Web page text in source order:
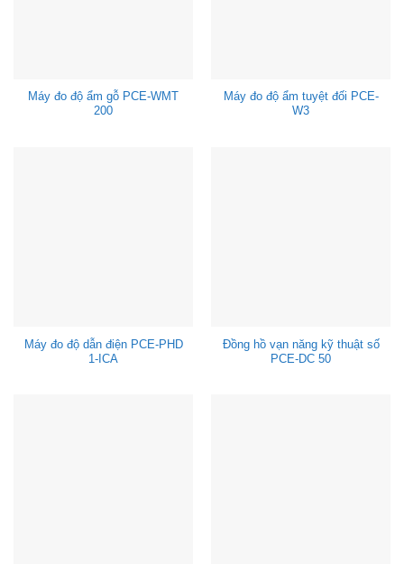
Máy đo độ ẩm gỗ PCE-WMT
200
Máy đo độ ẩm tuyệt đối PCE-
W3
Máy đo độ dẫn điện PCE-PHD
1-ICA
Đồng hồ vạn năng kỹ thuật số
PCE-DC 50